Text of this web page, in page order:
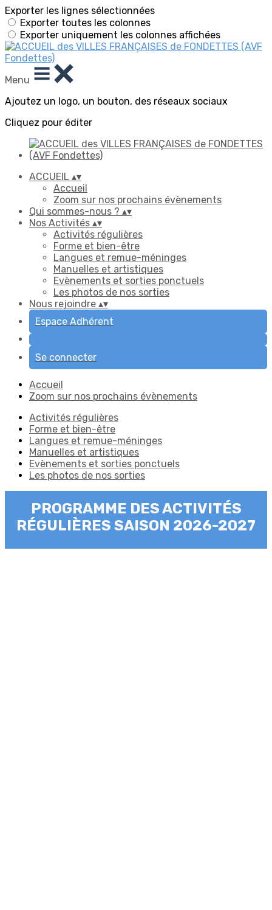
Exporter les lignes sélectionnées
Exporter toutes les colonnes
Exporter uniquement les colonnes affichées
Menu
Ajoutez un logo, un bouton, des réseaux sociaux
Cliquez pour éditer
ACCUEIL ▴▾
Accueil
Zoom sur nos prochains évènements
Qui sommes-nous ? ▴▾
Nos Activités ▴▾
Activités régulières
Forme et bien-être
Langues et remue-méninges
Manuelles et artistiques
Evènements et sorties ponctuels
Les photos de nos sorties
Nous rejoindre ▴▾
Espace Adhérent
Se connecter
Accueil
Zoom sur nos prochains évènements
Activités régulières
Forme et bien-être
Langues et remue-méninges
Manuelles et artistiques
Evènements et sorties ponctuels
Les photos de nos sorties
PROGRAMME DES ACTIVITÉS
RÉGULIÈRES SAISON 2026-2027